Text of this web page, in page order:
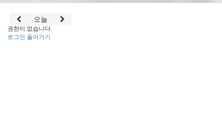
오늘
권한이 없습니다.
로그인 돌아가기